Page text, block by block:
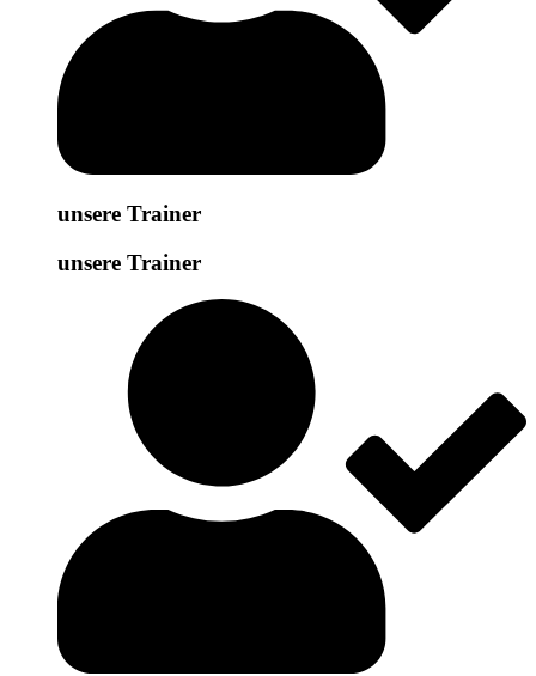
unsere Trainer
unsere Trainer